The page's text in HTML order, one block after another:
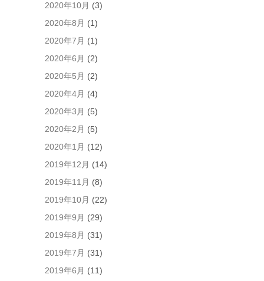
2020年10月 (3)
2020年8月 (1)
2020年7月 (1)
2020年6月 (2)
2020年5月 (2)
2020年4月 (4)
2020年3月 (5)
2020年2月 (5)
2020年1月 (12)
2019年12月 (14)
2019年11月 (8)
2019年10月 (22)
2019年9月 (29)
2019年8月 (31)
2019年7月 (31)
2019年6月 (11)